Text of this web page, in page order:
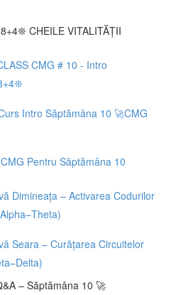
CHEILE VITALITĂȚII
CMG # 10 - Intro
Intro Săptămâna 10 🚀CMG
Pentru Săptămâna 10
Dimineața – Activarea Codurilor
Seara – Curățarea Circuitelor
– Săptămâna 10 🚀